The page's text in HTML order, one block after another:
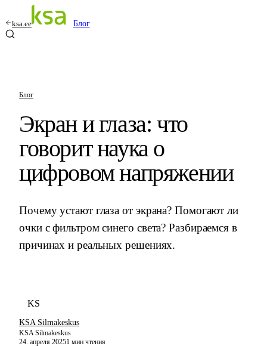
ksa.ee Блог
Блог
Экран и глаза: что
говорит наука о
цифровом напряжении
Почему устают глаза от экрана? Помогают ли
очки с фильтром синего света? Разбираемся в
причинах и реальных решениях.
KS
KSA Silmakeskus
KSA Silmakeskus
24. апреля 20251 мин чтения